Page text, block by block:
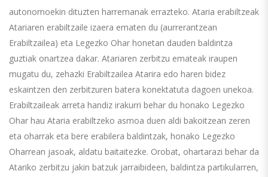
autonomoekin dituzten harremanak errazteko. Ataria erabiltzeak
Atariaren erabiltzaile izaera ematen du (aurrerantzean
Erabiltzailea) eta Legezko Ohar honetan dauden baldintza
guztiak onartzea dakar. Atariaren zerbitzu emateak iraupen
mugatu du, zehazki Erabiltzailea Atarira edo haren bidez
eskaintzen den zerbitzuren batera konektatuta dagoen unekoa.
Erabiltzaileak arreta handiz irakurri behar du honako Legezko
Ohar hau Ataria erabiltzeko asmoa duen aldi bakoitzean zeren
eta oharrak eta bere erabilera baldintzak, honako Legezko
Oharrean jasoak, aldatu baitaitezke. Orobat, ohartarazi behar da
Atariko zerbitzu jakin batzuk jarraibideen, baldintza partikularren,